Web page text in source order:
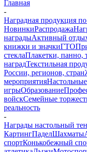
Главная
-
Наградная продукция
НовинкиРаспродажа
наградыАктивный
книжки и значкиГТО
стеклаПлакетки, панно,
наградТекстильная
России, регионов, стран
мероприятияНастольные
игрыОбразование
войскСемейные
реальность
-
Награды настольный
КартингПаделШахматы
спортКонькобежный